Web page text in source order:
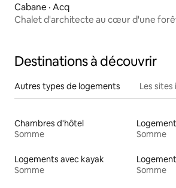
Cabane · Acq
Chalet d'architecte au cœur d'une
Destinations à découvrir
Autres types de logements Les sites
Chambres d'hôtel
Somme
Somme
Logements avec kayak
Somme
Somme